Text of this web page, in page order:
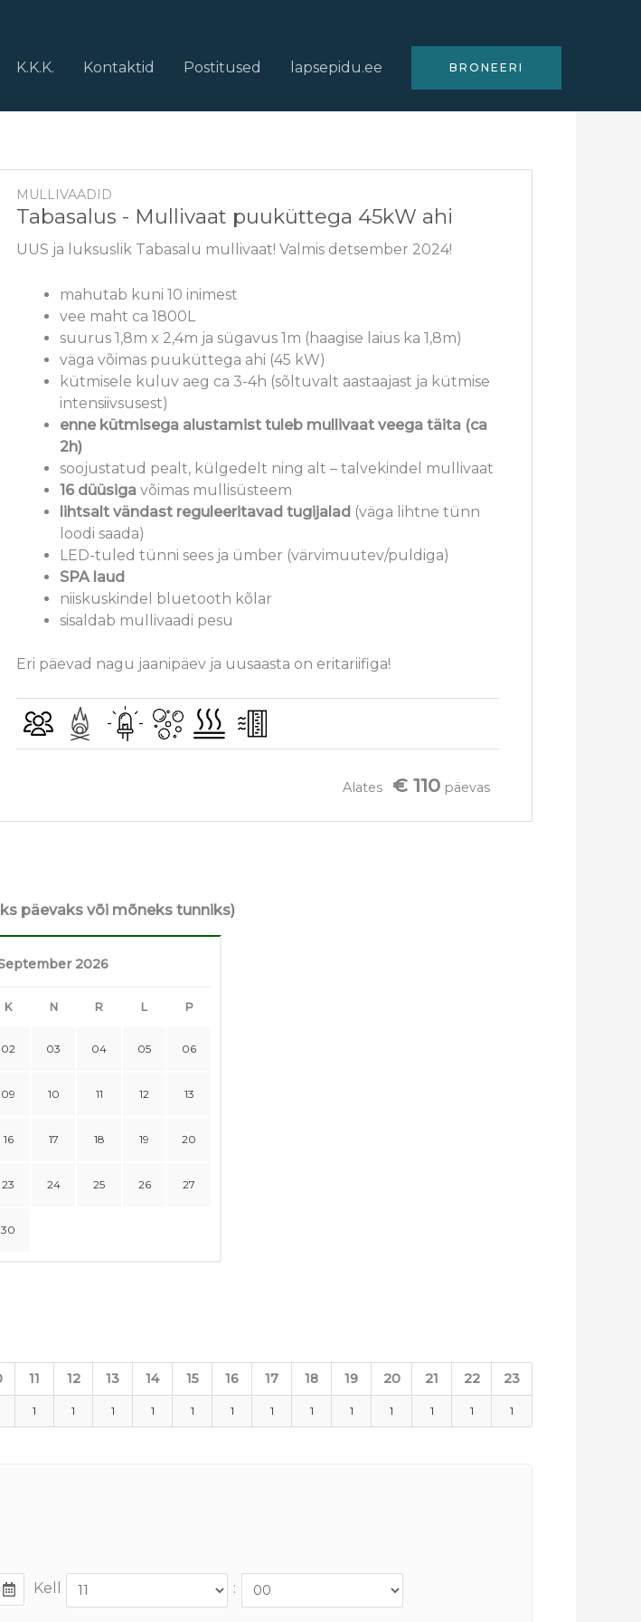
K.K.K. Kontaktid Postitused lapsepidu.ee BRONEERI
MULLIVAADID
Tabasalus - Mullivaat puuküttega 45kW ahi
UUS ja luksuslik Tabasalu mullivaat! Valmis detsember 2024!
mahutab kuni 10 inimest
vee maht ca 1800L
suurus 1,8m x 2,4m ja sügavus 1m (haagise laius ka 1,8m)
väga võimas puuküttega ahi (45 kW)
kütmisele kuluv aeg ca 3-4h (sõltuvalt aastaajast ja kütmise
intensiivsusest)
enne kütmisega alustamist tuleb mullivaat veega täita (ca
2h)
soojustatud pealt, külgedelt ning alt – talvekindel mullivaat
16 düüsiga võimas mullisüsteem
lihtsalt vändast reguleeritavad tugijalad (väga lihtne tünn
loodi saada)
LED-tuled tünni sees ja ümber (värvimuutev/puldiga)
SPA laud
niiskuskindel bluetooth kõlar
sisaldab mullivaadi pesu
Eri päevad nagu jaanipäev ja uusaasta on eritariifiga!
Alates € 110 päevas
päevaks või mõneks tunniks)
2026
K N R L P
02 03 04 05 06
09 10 11 12 13
16 17 18 19 20
23 24 25 26 27
30
11 12 13 14 15 16 17 18 19 20 21 22 23
1 1 1 1 1 1 1 1 1 1 1 1 1
Kell
: